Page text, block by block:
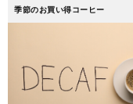
季節のお買い得コーヒー